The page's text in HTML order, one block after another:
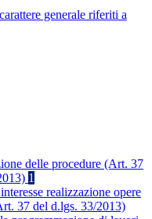
generale riferiti a
delle procedure (Art. 37
1
realizzazione opere
37 del d.lgs. 33/2013)